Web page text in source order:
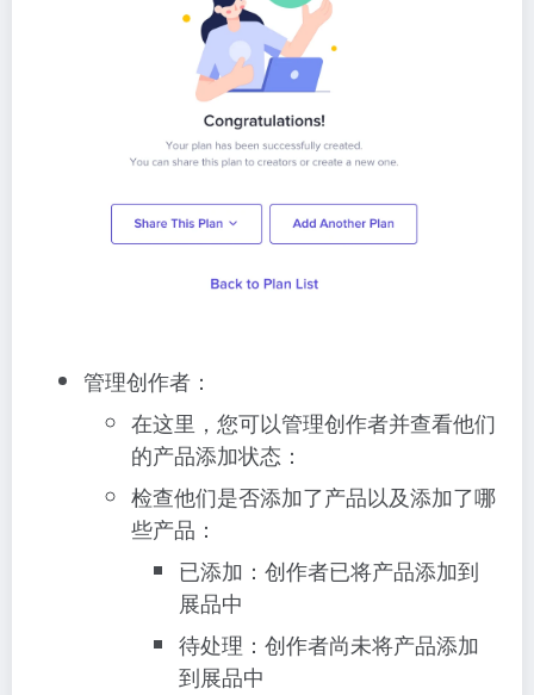
管理创作者：
在这里，您可以管理创作者并查看他们
的产品添加状态：
检查他们是否添加了产品以及添加了哪
些产品：
已添加：创作者已将产品添加到
展品中
待处理：创作者尚未将产品添加
到展品中